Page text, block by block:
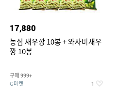
17,880
농심 새우깡 10봉 + 와사비새우
깡 10봉
구매 999+
G마켓 1